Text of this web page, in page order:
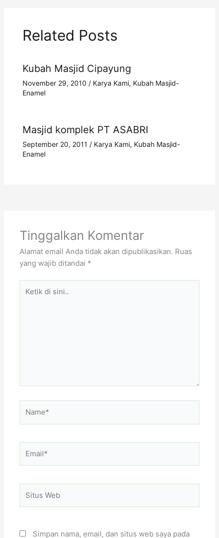
Related Posts
Kubah Masjid Cipayung
November 29, 2010 / Karya Kami, Kubah Masjid-
Enamel
Masjid komplek PT ASABRI
September 20, 2011 / Karya Kami, Kubah Masjid-
Enamel
Tinggalkan Komentar
Alamat email Anda tidak akan dipublikasikan. Ruas
yang wajib ditandai *
Web
Simpan nama, email, dan situs web saya pada